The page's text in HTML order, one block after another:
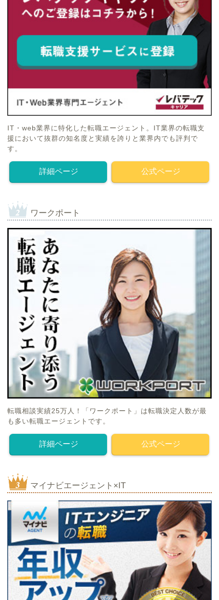
IT・web業界に特化した転職エージェント。IT業界の転職支
援において抜群の知名度と実績を誇りと業界内でも評判で
す。
詳細ページ 公式ページ
ワークポート
転職相談実績25万人！「ワークポート」は転職決定人数が最
も多い転職エージェントです。
詳細ページ 公式ページ
マイナビエージェント×IT